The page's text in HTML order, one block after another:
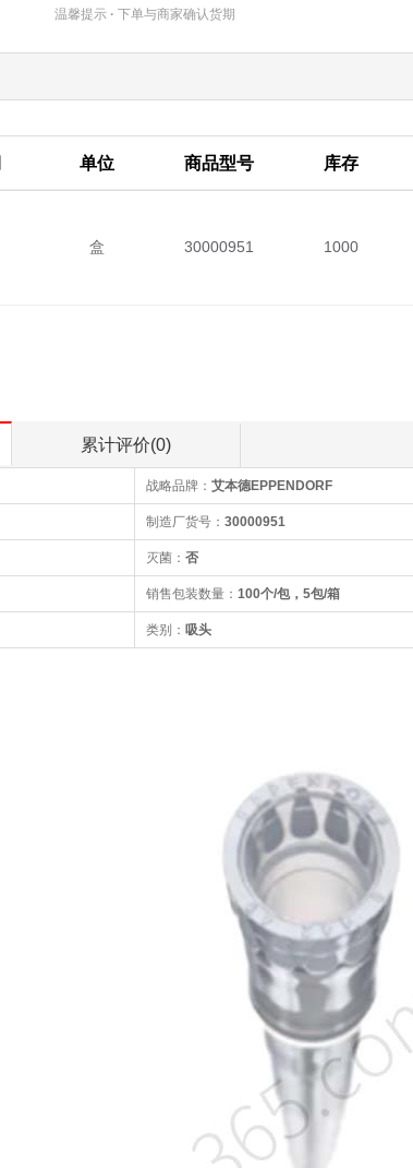
温馨提示 · 下单与商家确认货期
单位 商品型号 库存
盒 30000951 1000
累计评价(0)
战略品牌： 艾本德EPPENDORF
制造厂货号： 30000951
灭菌： 否
销售包装数量： 100个/包，5包/箱
类别： 吸头